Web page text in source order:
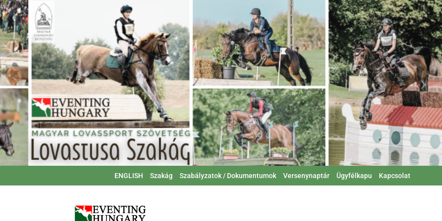
ENGLISH Szakág Szabályzatok / Dokumentumok Versenynaptár Ügyfélkapu Kapcsolat